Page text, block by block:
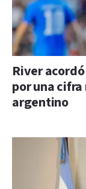
River
por una
argentino